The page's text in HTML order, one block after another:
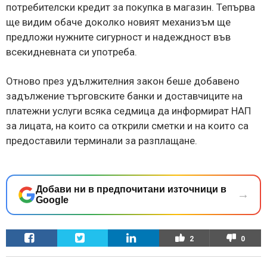
потребителски кредит за покупка в магазин. Тепърва
ще видим обаче доколко новият механизъм ще
предложи нужните сигурност и надеждност във
всекидневната си употреба.
Отново през удължителния закон беше добавено
задължение търговските банки и доставчиците на
платежни услуги всяка седмица да информират НАП
за лицата, на които са открили сметки и на които са
предоставили терминали за разплащане.
Добави ни в предпочитани източници в
Google
→
2 0